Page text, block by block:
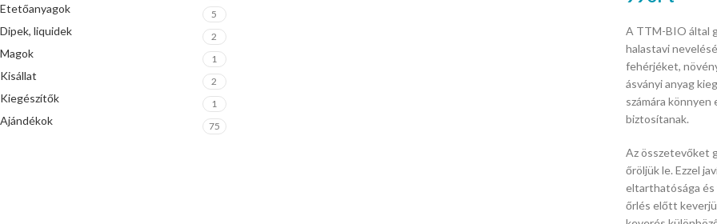
Etetőanyagok 5
Dipek, liquidek 2
Magok 1
Kisállat 2
Kiegészítők 1
Ajándékok 75
A TTM-BIO által
halastavi
fehérjéket,
ásványi anyag
számára
biztosítanak.
Az összetevőket
őröljük le. Ezzel
eltarthatósága és
őrlés előtt